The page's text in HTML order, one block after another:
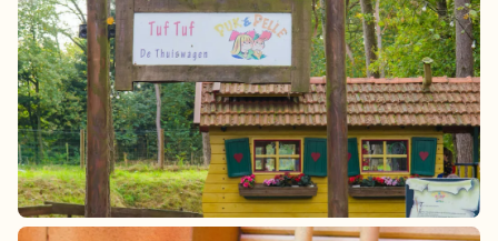
België
Blog
Onze e-boeken